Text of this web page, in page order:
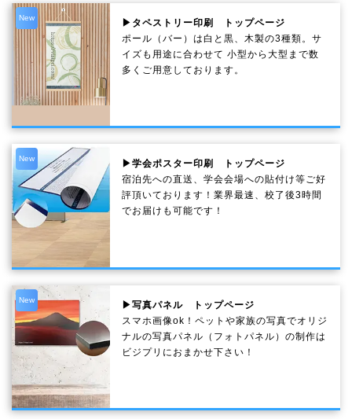
New
▶タペストリー印刷 トップページ
ポール（バー）は白と黒、木製の3種類。サ
イズも用途に合わせて 小型から大型まで数
多くご用意しております。
New
▶学会ポスター印刷 トップページ
宿泊先への直送、学会会場への貼付け等ご好
評頂いております！業界最速、校了後3時間
でお届けも可能です！
New
▶写真パネル トップページ
スマホ画像ok！ペットや家族の写真でオリジ
ナルの写真パネル（フォトパネル）の制作は
ビジプリにおまかせ下さい！